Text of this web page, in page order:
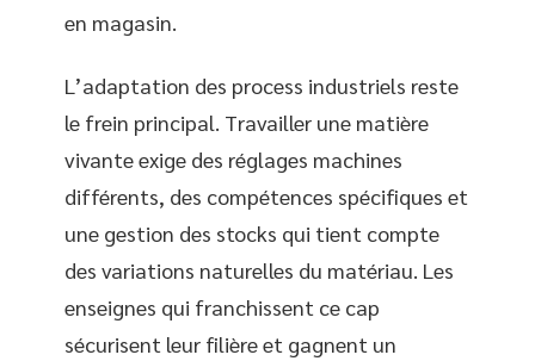
en magasin.
L’adaptation des process industriels reste
le frein principal. Travailler une matière
vivante exige des réglages machines
différents, des compétences spécifiques et
une gestion des stocks qui tient compte
des variations naturelles du matériau. Les
enseignes qui franchissent ce cap
sécurisent leur filière et gagnent un